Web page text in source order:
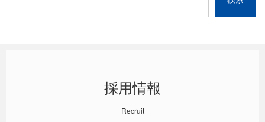
採用情報
Recruit